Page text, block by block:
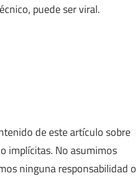
puede ser viral.
de este artículo sobre
implícitas. No asumimos
ninguna responsabilidad o